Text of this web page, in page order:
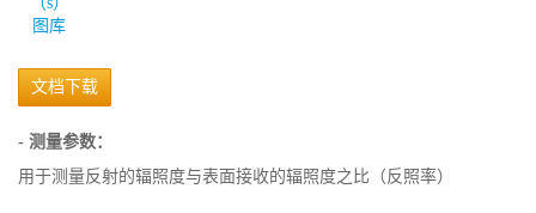
图库
文档下载
- 测量参数：
用于测量反射的辐照度与表面接收的辐照度之比（反照率）